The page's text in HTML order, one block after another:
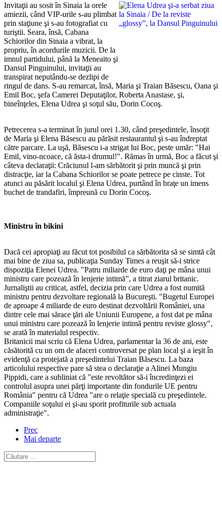
Invitaţii au sosit în Sinaia la orele
amiezii, când VIP-urile s-au plimbat
prin staţiune şi s-au fotografiat cu
turiştii. Seara, însă, Cabana
Schiorilor din Sinaia a vibrat, la
propriu, în acordurile muzicii. De la
imnul partidului, până la Meneaito şi
Dansul Pinguinului, invitaţii au
transpirat neputându-se dezlipi de
ringul de dans. S-au remarcat, însă, Maria şi Traian Băsescu, Oana şi
Emil Boc, şefa Camerei Deputaţilor, Roberta Anastase, şi,
bineînţeles, Elena Udrea şi soţul său, Dorin Cocoş.
Petrecerea s-a terminat în jurul orei 1.30, când preşedintele, însoţit
de Maria şi Elena Băsescu au părăsit restaurantul şi s-au îndreptat
către parcare. La uşă, Băsescu i-a strigat lui Boc, peste umăr: "Hai
Emil, vino-ncoace, că ăsta-i drumul!". Rămas în urmă, Boc a făcut şi
câteva declaraţii: Crăciunul l-am sărbătorit şi prin muncă şi prin
distracţie, iar la Cabana Schiorilor se poate petrece pe cinste. Tot
atunci au păsărit localul şi Elena Udrea, purtând în braţe un imens
buchet de trandafiri, împreună cu Dorin Cocoş.
Ministru în bikini
Dacă cei apropiaţi au făcut tot posibilul ca sărbătorita să se simtă cât
mai bine de ziua sa, publicaţia Sunday Times a reuşit să-i strice
dispoziţia Elenei Udrea. "Patru miliarde de euro daţi pe mâna unui
ministru care pozează în lenjerie intimă”, a titrat ziarul britanic.
Jurnaliştii au criticat, astfel, decizia prin care Udrea a fost numită
ministru pentru dezvoltare regională la Bucureşti. "Bugetul Europei
de aproape 4 miliarde de euro destinat dezvoltării României, una
dintre cele mai sărace ţări ale Uniunii Europene, a fost dat pe mâna
unui ministru care pozează în lenjerie intimă pentru reviste glossy",
se arată în materialul respectiv.
Britanicii mai scriu că Elena Udrea, parlamentar la 36 de ani, este
căsătorită cu un om de afaceri controversat pe plan local şi a ieşit în
evidenţă ca protejată a preşedintelui Traian Băsescu. La baza
articolului respective pare să stea o declaraţie a Alinei Mungiu
Pippidi, care a subliniat că "este revoltător să-i încredinţezi ei
controlul asupra unei părţi importante din fondurile UE pentru
România" pentru că Udrea "are o relaţie specială cu preşedintele.
Companiile soţului ei şi-au sporit profiturile sub actuala
administraţie".
Prec
Mai departe